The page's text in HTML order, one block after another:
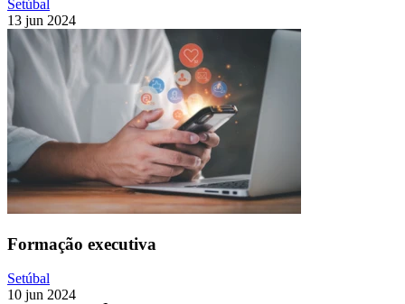
Setúbal
13 jun 2024
Formação executiva
Setúbal
10 jun 2024